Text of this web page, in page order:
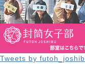
Tweets by